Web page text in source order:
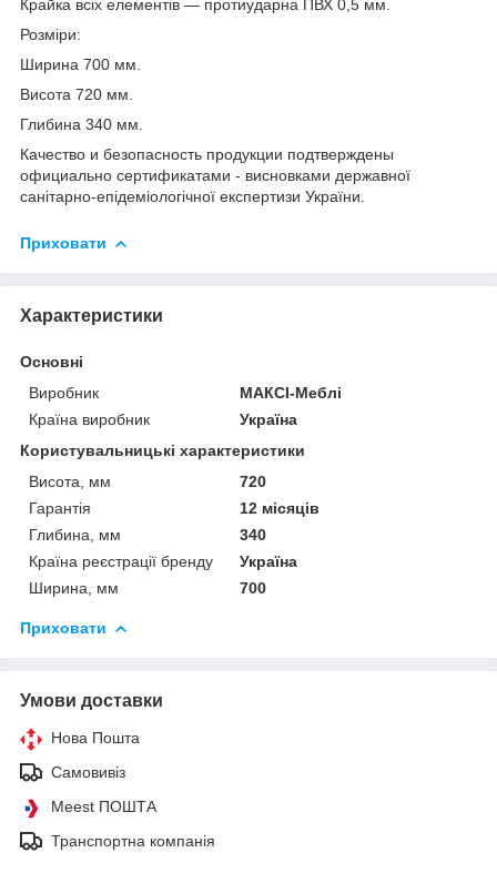
Крайка всіх елементів — протиударна ПВХ 0,5 мм.
Розміри:
Ширина 700 мм.
Висота 720 мм.
Глибина 340 мм.
Качество и безопасность продукции подтверждены
официально сертификатами - висновками державної
санітарно-епідеміологічної експертизи України.
Приховати
Характеристики
Основні
Виробник
МАКСІ-Меблі
Країна виробник
Україна
Користувальницькі характеристики
Висота, мм
720
Гарантія
12 місяців
Глибина, мм
340
Країна реєстрації бренду
Україна
Ширина, мм
700
Приховати
Умови доставки
Нова Пошта
Самовивіз
Meest ПОШТА
Транспортна компанія